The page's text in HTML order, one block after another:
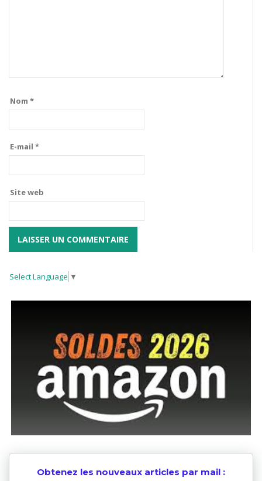
Nom *
E-mail *
Site web
Select Language ▼
Obtenez les nouveaux articles par mail :